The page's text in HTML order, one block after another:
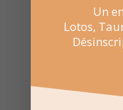
Un
Lotos,